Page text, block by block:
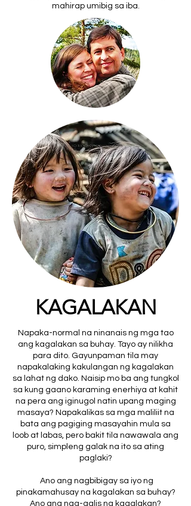
mahirap umibig sa iba.
KAGALAKAN
Napaka-normal na ninanais ng mga tao
ang kagalakan sa buhay. Tayo ay nilikha
para dito. Gayunpaman tila may
napakalaking kakulangan ng kagalakan
sa lahat ng dako. Naisip mo ba ang tungkol
sa kung gaano karaming enerhiya at kahit
na pera ang iginugol natin upang maging
masaya? Napakalikas sa mga maliliit na
bata ang pagiging masayahin mula sa
loob at labas, pero bakit tila nawawala ang
puro, simpleng galak na ito sa ating
paglaki?
Ano ang nagbibigay sa iyo ng
pinakamahusay na kagalakan sa buhay?
Ano ang nag-aalis ng kagalakan?